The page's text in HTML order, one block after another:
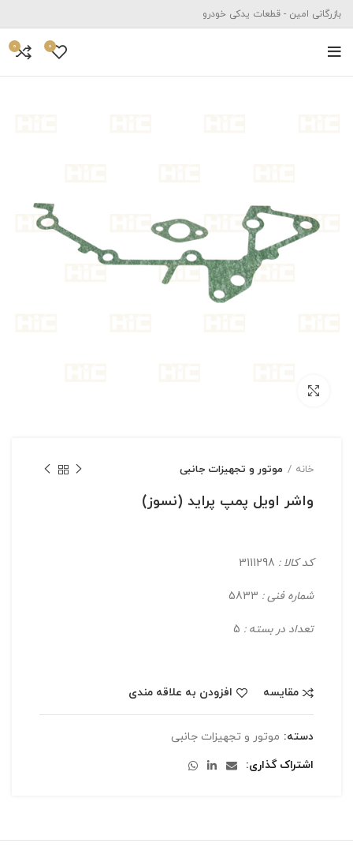
بازرگانی امین - قطعات یدکی خودرو
0
0
خانه موتور و تجهیزات جانبی
واشر اویل پمپ پراید (نسوز)
کد کالا :
شماره فنی :
تعداد در بسته :
مقایسه افزودن به علاقه مندی
دسته: موتور و تجهیزات جانبی
اشتراک گذاری